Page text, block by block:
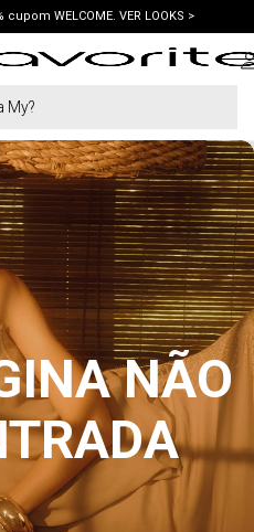
cupom WELCOME. VER LOOKS >
a partir de R$419. AMEI >
NÃO